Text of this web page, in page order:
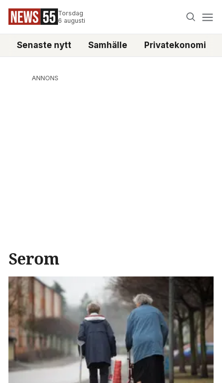
Torsdag
6 augusti
Senaste nytt Samhälle Privatekonomi
ANNONS
Serom